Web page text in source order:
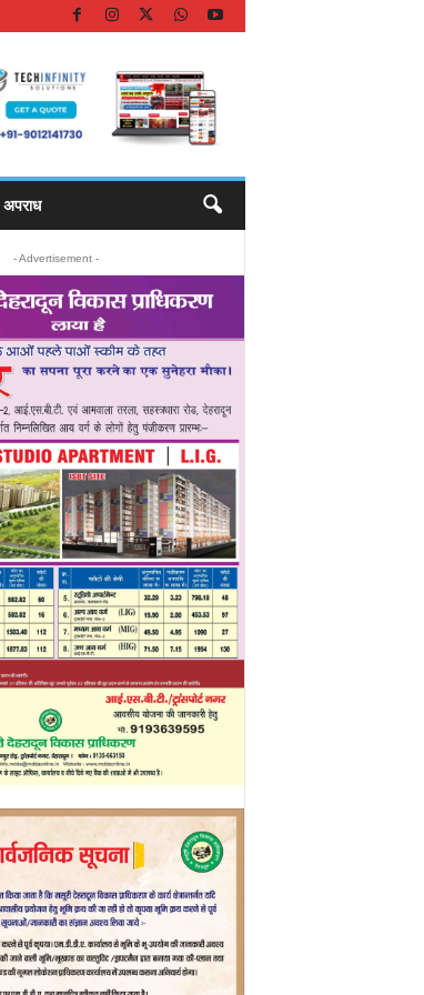
अपराध
- Advertisement -